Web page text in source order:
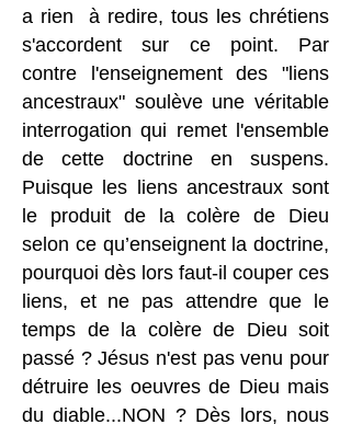
a rien à redire, tous les chrétiens
s'accordent sur ce point. Par
contre l'enseignement des "liens
ancestraux" soulève une véritable
interrogation qui remet l'ensemble
de cette doctrine en suspens.
Puisque les liens ancestraux sont
le produit de la colère de Dieu
selon ce qu’enseignent la doctrine,
pourquoi dès lors faut-il couper ces
liens, et ne pas attendre que le
temps de la colère de Dieu soit
passé ? Jésus n'est pas venu pour
détruire les oeuvres de Dieu mais
du diable...NON ? Dès lors, nous